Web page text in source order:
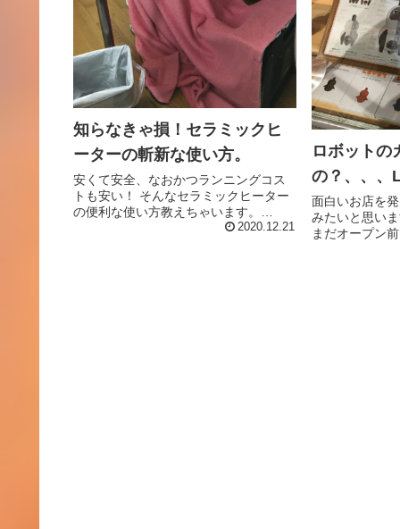
知らなきゃ損！セラミックヒ
ーターの斬新な使い方。
安くて安全、なおかつランニングコス
トも安い！ そんなセラミックヒーター
の便利な使い方教えちゃいます。
2020.12.21
ロボットの
の？、、、
面白いお店を
みたいと思い
まだオープン